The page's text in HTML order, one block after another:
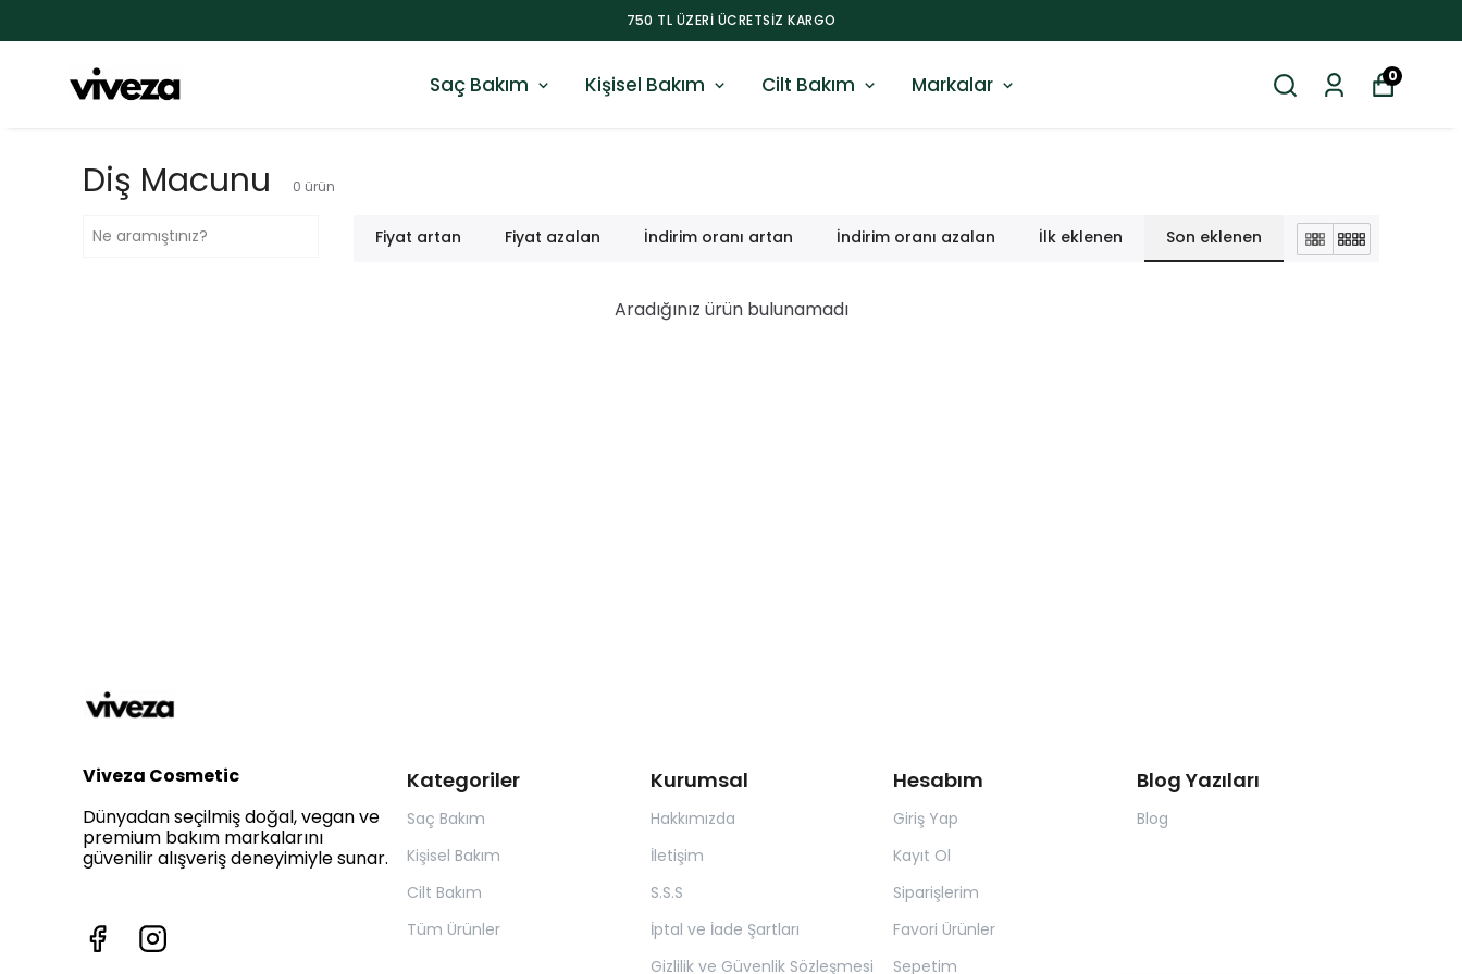
750 TL ÜZERI ÜCRETSIZ KARGO
Saç Bakım Kişisel Bakım Cilt Bakım Markalar 0
Diş Macunu 0 ürün
Fiyat artan Fiyat azalan İndirim oranı artan İndirim oranı azalan İlk eklenen Son eklenen
Aradığınız ürün bulunamadı
Kategoriler
Saç Bakım
Kişisel Bakım
Cilt Bakım
Tüm Ürünler
Kurumsal
Hakkımızda
İletişim
S.S.S
İptal ve İade Şartları
Gizlilik ve Güvenlik Sözleşmesi
Hesabım
Giriş Yap
Kayıt Ol
Siparişlerim
Favori Ürünler
Sepetim
Blog Yazıları
Blog
Viveza Cosmetic
Dünyadan seçilmiş doğal, vegan ve
premium bakım markalarını
güvenilir alışveriş deneyimiyle sunar.